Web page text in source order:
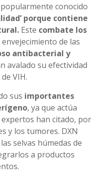
conocido
porque contiene
Este combate los
de las
antibacterial y
avalado su efectividad
VIH.
sus importantes
, ya que actúa
han citado, por
y los tumores. DXN
selvas húmedas de
a productos